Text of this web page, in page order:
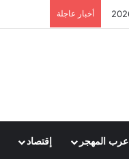
أخبار عاجلة
عرب المهجر إقتصاد